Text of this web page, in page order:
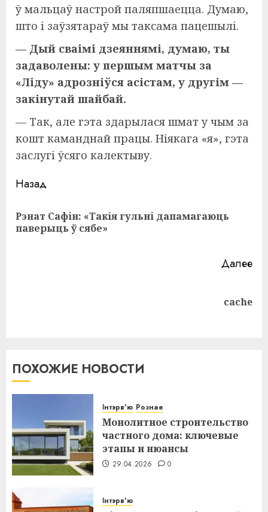
ў мальцаў настрой паляпшаецца. Думаю,
што і заўзятараў мы таксама пацешылі.
— Дый сваімі дзеяннямі, думаю, ты
задаволены: у першым матчы за
«Ліду» адрозніўся асістам, у другім —
закінутай шайбай.
— Так, але гэта здарылася шмат у чым за
кошт каманднай працы. Ніякага «я», гэта
заслугі ўсяго калектыву.
Навигация
записи
Назад
Рэнат Сафін: «Такія гульні дапамагаюць
паверыць ў сябе»
Далее
cache
ПОХОЖИЕ НОВОСТИ
Інтэрв'ю Рознае
Монолитное строительство
частного дома: ключевые
этапы и нюансы
29.04.2026 0
Інтэрв'ю